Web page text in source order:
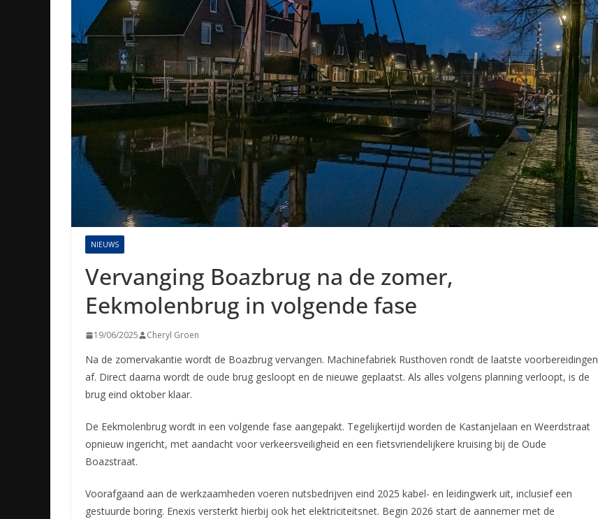
NIEUWS
Vervanging Boazbrug na de zomer,
Eekmolenbrug in volgende fase
19/06/2025 Cheryl Groen
Na de zomervakantie wordt de Boazbrug vervangen. Machinefabriek Rusthoven rondt de laatste voorbereidingen
af. Direct daarna wordt de oude brug gesloopt en de nieuwe geplaatst. Als alles volgens planning verloopt, is de
brug eind oktober klaar.
De Eekmolenbrug wordt in een volgende fase aangepakt. Tegelijkertijd worden de Kastanjelaan en Weerdstraat
opnieuw ingericht, met aandacht voor verkeersveiligheid en een fietsvriendelijkere kruising bij de Oude
Boazstraat.
Voorafgaand aan de werkzaamheden voeren nutsbedrijven eind 2025 kabel- en leidingwerk uit, inclusief een
gestuurde boring. Enexis versterkt hierbij ook het elektriciteitsnet. Begin 2026 start de aannemer met de